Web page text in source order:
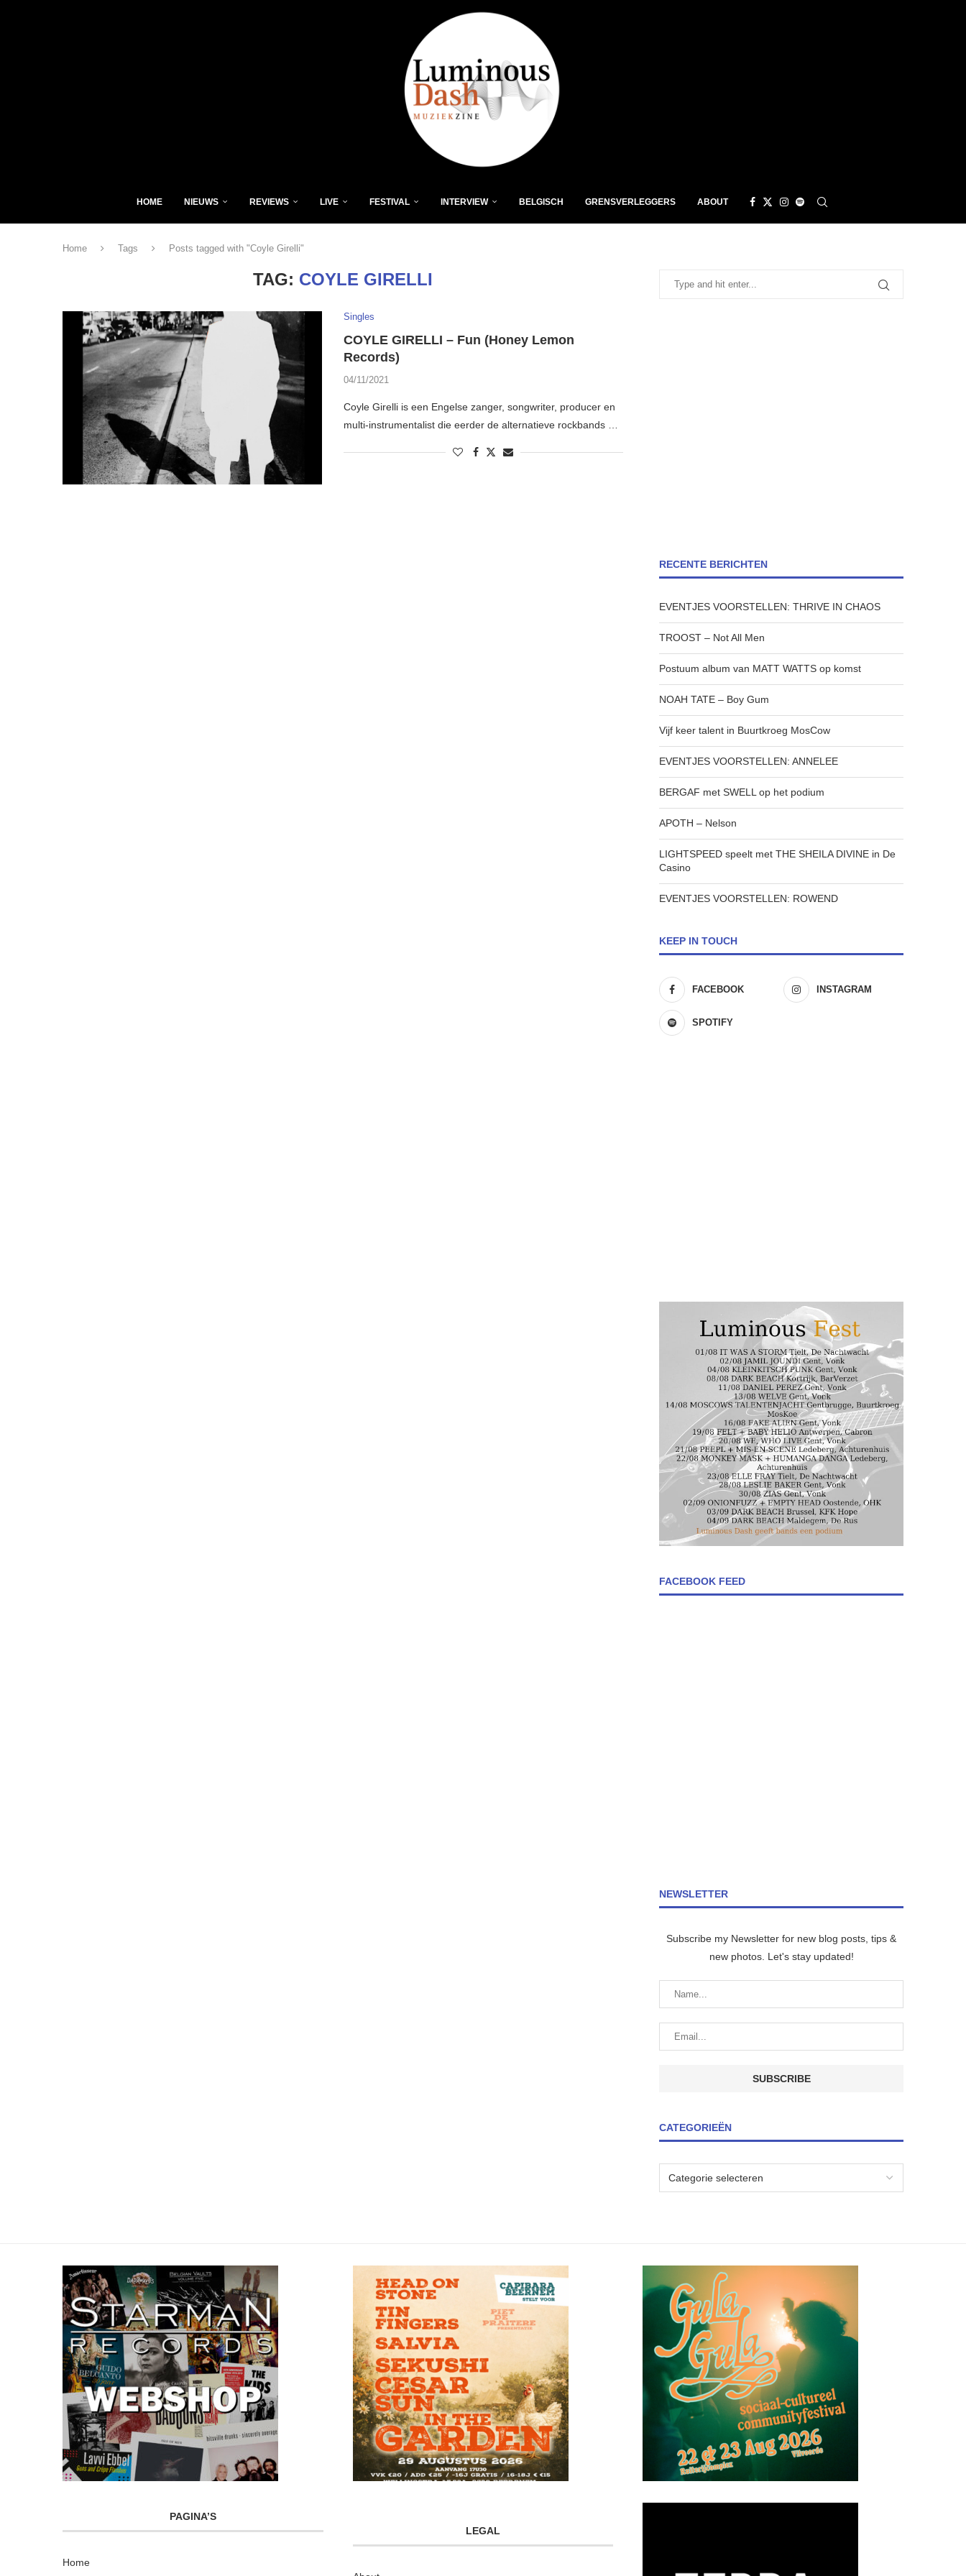
HOME NIEUWS REVIEWS LIVE FESTIVAL INTERVIEW BELGISCH GRENSVERLEGGERS ABOUT
Home Tags Posts tagged with "Coyle Girelli"
TAG: COYLE GIRELLI
Singles
COYLE GIRELLI – Fun (Honey Lemon
Records)
04/11/2021
Coyle Girelli is een Engelse zanger, songwriter, producer en
multi-instrumentalist die eerder de alternatieve rockbands …
RECENTE BERICHTEN
EVENTJES VOORSTELLEN: THRIVE IN CHAOS
TROOST – Not All Men
Postuum album van MATT WATTS op komst
NOAH TATE – Boy Gum
Vijf keer talent in Buurtkroeg MosCow
EVENTJES VOORSTELLEN: ANNELEE
BERGAF met SWELL op het podium
APOTH – Nelson
LIGHTSPEED speelt met THE SHEILA DIVINE in De
Casino
EVENTJES VOORSTELLEN: ROWEND
KEEP IN TOUCH
FACEBOOK INSTAGRAM
SPOTIFY
FACEBOOK FEED
NEWSLETTER
Subscribe my Newsletter for new blog posts, tips &
new photos. Let's stay updated!
CATEGORIEËN
PAGINA’S
Home
LEGAL